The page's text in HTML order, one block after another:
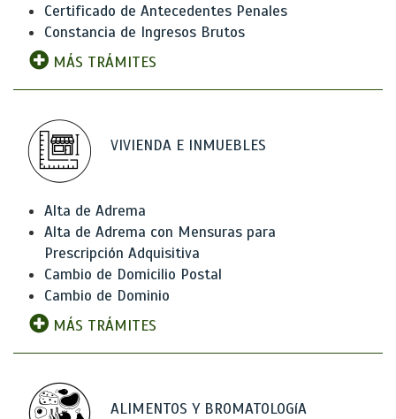
Certificado de Antecedentes Penales
Constancia de Ingresos Brutos
MÁS TRÁMITES
VIVIENDA E INMUEBLES
Alta de Adrema
Alta de Adrema con Mensuras para
Prescripción Adquisitiva
Cambio de Domicilio Postal
Cambio de Dominio
MÁS TRÁMITES
ALIMENTOS Y BROMATOLOGíA